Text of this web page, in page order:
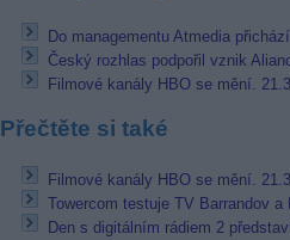
Do managementu Atmedia
Český rozhlas podpořil vznik
Filmové kanály HBO se mění.
Přečtěte si také
Filmové kanály HBO se mění.
Towercom testuje TV Barrandov
Den s digitálním rádiem 2